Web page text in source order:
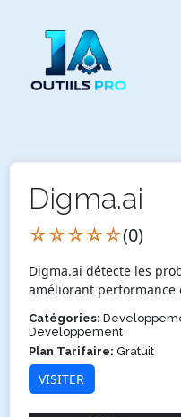
Digma.ai
☆☆☆☆☆(0)
Digma.ai détecte les
améliorant performance
Catégories:
Developpement
Plan Tarifaire: Gratuit
VISITER